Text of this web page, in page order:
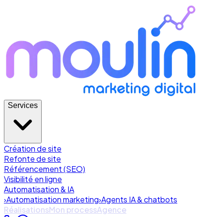
Services
Création de site
Refonte de site
Référencement (SEO)
Visibilité en ligne
Automatisation & IA
›Automatisation marketing›Agents IA & chatbots
RéalisationsMon processAgence